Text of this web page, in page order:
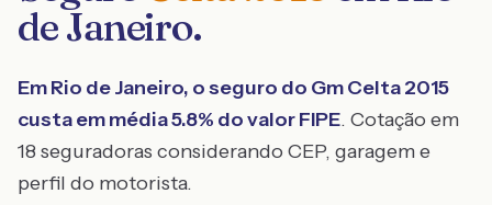
de Janeiro.
EmRio de Janeiro, o seguro do GmCelta2015
custa em média5.8% do valor FIPE. Cotação em
18 seguradoras considerando CEP, garagem e
perfil do motorista.